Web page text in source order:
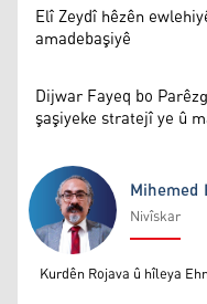
Elî Zeydî hêzên
amadebaşiyê
Dijwar Fayeq bo
şaşiyeke stratejî ye û
Mihemed Eli
Nivîskar
Kurdên Rojava û hîleya